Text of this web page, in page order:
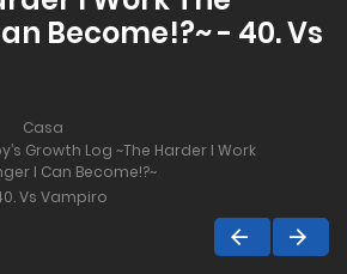
Become!?~ - 40. Vs
Casa
Growth Log ~The Harder I Work
I Can Become!?~
Vs Vampiro